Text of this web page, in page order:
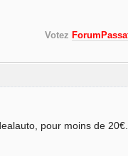
Votez
pour moins de